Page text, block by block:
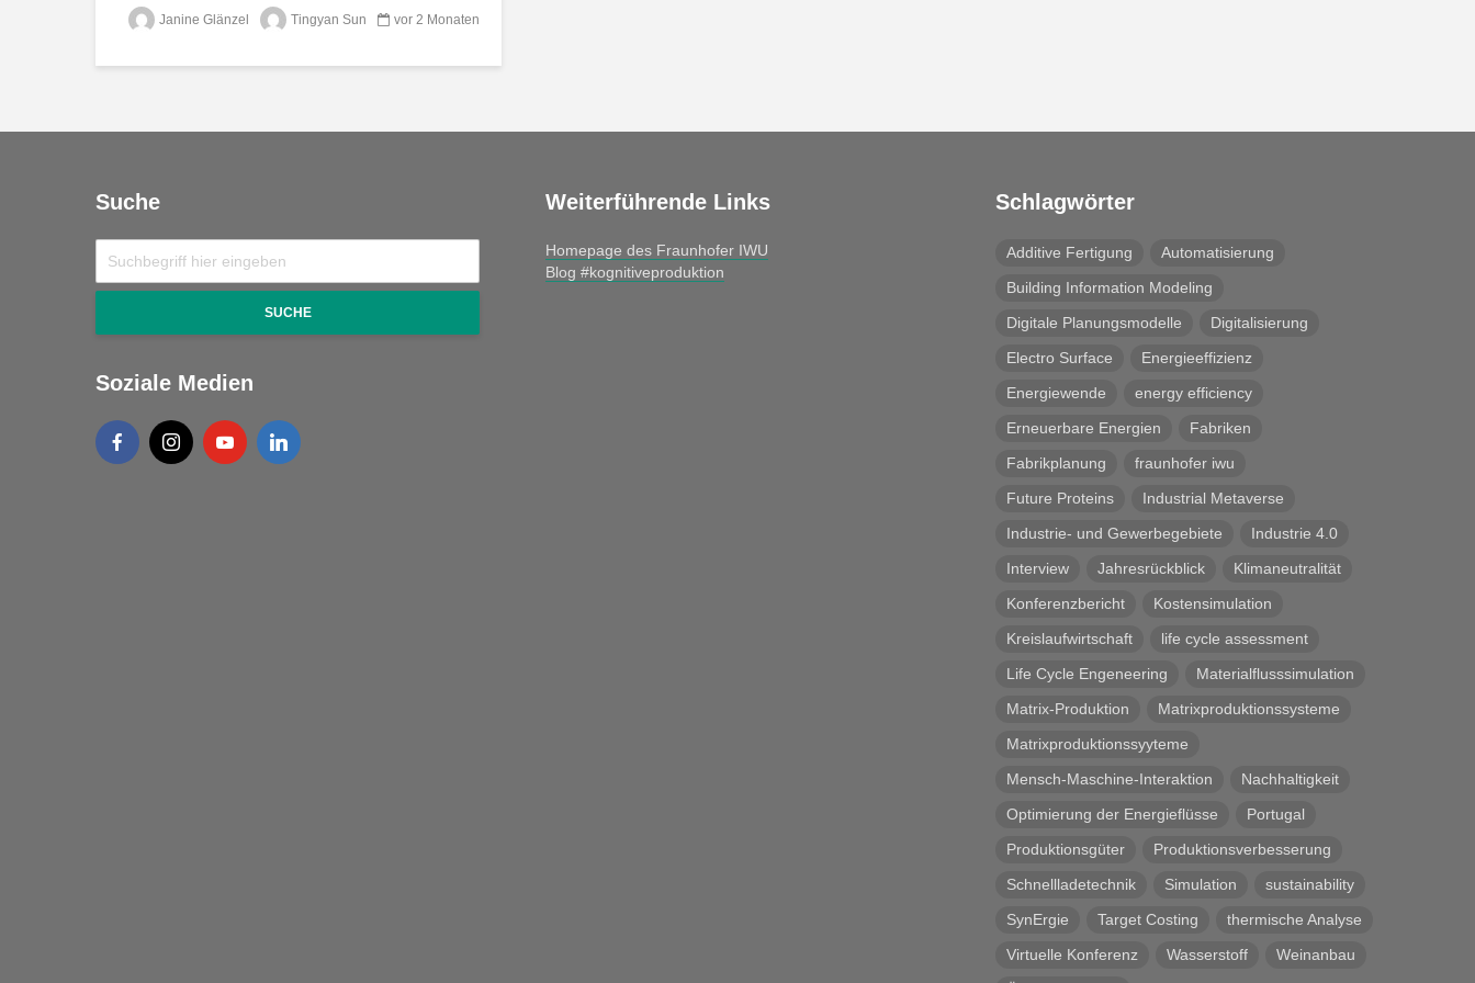
Janine Glänzel Tingyan Sun vor 2 Monaten
Suche
SUCHE
Soziale Medien
Weiterführende Links
Homepage des Fraunhofer IWU
Blog #kognitiveproduktion
Schlagwörter
Additive Fertigung
Automatisierung
Building Information Modeling
Digitale Planungsmodelle
Digitalisierung
Electro Surface
Energieeffizienz
Energiewende
energy efficiency
Erneuerbare Energien
Fabriken
Fabrikplanung
fraunhofer iwu
Future Proteins
Industrial Metaverse
Industrie- und Gewerbegebiete
Industrie 4.0
Interview
Jahresrückblick
Klimaneutralität
Konferenzbericht
Kostensimulation
Kreislaufwirtschaft
life cycle assessment
Life Cycle Engeneering
Materialflusssimulation
Matrix-Produktion
Matrixproduktionssysteme
Matrixproduktionssyyteme
Mensch-Maschine-Interaktion
Nachhaltigkeit
Optimierung der Energieflüsse
Portugal
Produktionsgüter
Produktionsverbesserung
Schnellladetechnik
Simulation
sustainability
SynErgie
Target Costing
thermische Analyse
Virtuelle Konferenz
Wasserstoff
Weinanbau